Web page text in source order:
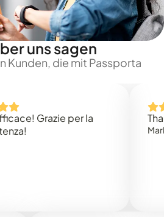
uns sagen
Kunden, die mit Passporta
Grazie per la
Thank
Mark N.